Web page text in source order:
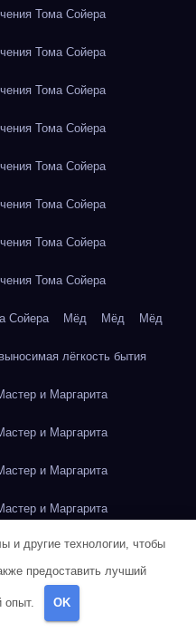
Тома Сойера
Тома Сойера
Тома Сойера
Тома Сойера
Тома Сойера
Тома Сойера
Тома Сойера
Тома Сойера
Сойера Мёд Мёд Мёд
лёгкость бытия
и Маргарита
и Маргарита
и Маргарита
и Маргарита
и Маргарита
и Маргарита
и Маргарита
и другие технологии, чтобы
предоставить лучший
опыт. OK